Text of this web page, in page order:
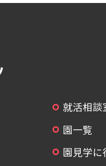
就活相談
園一覧
園見学